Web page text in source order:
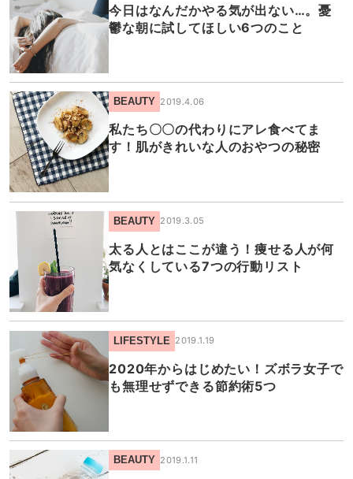
今日はなんだかやる気が出ない…。憂
鬱な朝に試してほしい6つのこと
BEAUTY 2019.4.06
私たち〇〇の代わりにアレ食べてま
す！肌がきれいな人のおやつの秘密
BEAUTY 2019.3.05
太る人とはここが違う！痩せる人が何
気なくしている7つの行動リスト
LIFESTYLE 2019.1.19
2020年からはじめたい！ズボラ女子で
も無理せずできる節約術5つ
BEAUTY 2019.1.11